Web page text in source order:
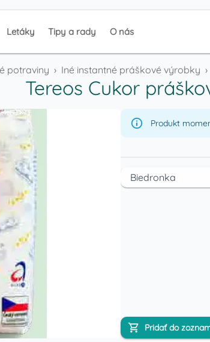
Letáky Tipy a rady O nás
potraviny › Iné instantné práškové výrobky ›
Tereos Cukor
Produkt
Biedronka
Pridať do